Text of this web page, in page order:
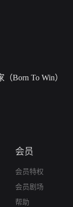
Born To Win）
会员
会员特权
会员剧场
帮助